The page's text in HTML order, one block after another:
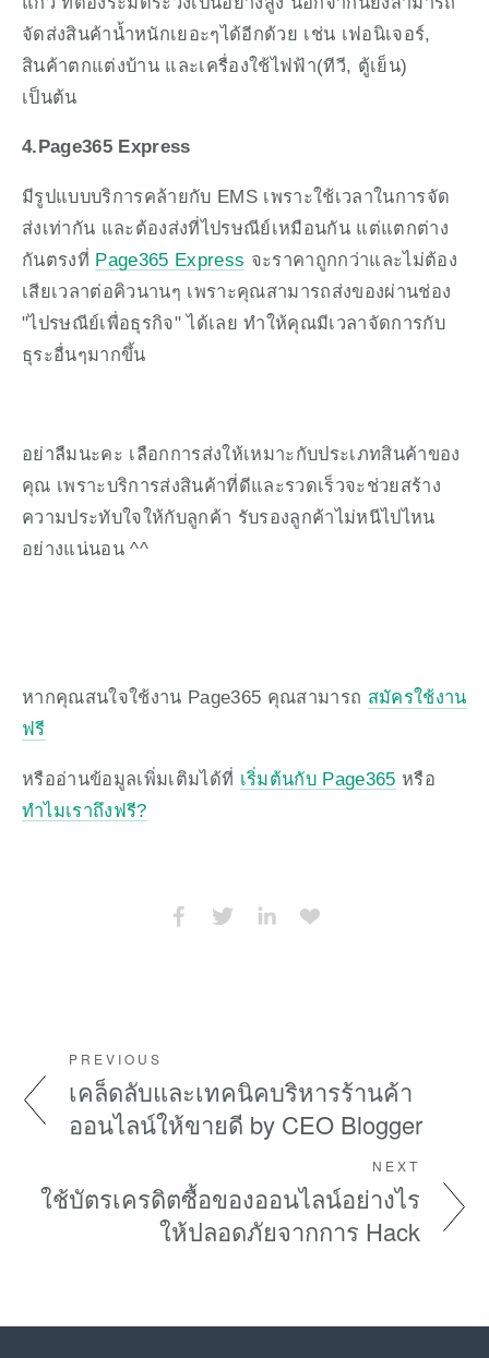
จัดส่งสินค้าน้ำหนักเยอะๆได้อีกด้วย เช่น เฟอนิเจอร์,
สินค้าตกแต่งบ้าน และเครื่องใช้ไฟฟ้า(ทีวี, ตู้เย็น)
เป็นต้น
4.Page365 Express
มีรูปแบบบริการคล้ายกับ EMS เพราะใช้เวลาในการจัด
ส่งเท่ากัน และต้องส่งที่ไปรษณีย์เหมือนกัน แต่แตกต่าง
กันตรงที่ Page365 Express จะราคาถูกกว่าและไม่ต้อง
เสียเวลาต่อคิวนานๆ เพราะคุณสามารถส่งของผ่านช่อง
"ไปรษณีย์เพื่อธุรกิจ" ได้เลย ทำให้คุณมีเวลาจัดการกับ
ธุระอื่นๆมากขึ้น
อย่าลืมนะคะ เลือกการส่งให้เหมาะกับประเภทสินค้าของ
คุณ เพราะบริการส่งสินค้าที่ดีและรวดเร็วจะช่วยสร้าง
ความประทับใจให้กับลูกค้า รับรองลูกค้าไม่หนีไปไหน
อย่างแน่นอน ^^
หากคุณสนใจใช้งาน Page365 คุณสามารถ สมัครใช้งาน
ฟรี
หรืออ่านข้อมูลเพิ่มเติมได้ที่ เริ่มต้นกับ Page365
ทำไมเราถึงฟรี?
PREVIOUS
เคล็ดลับและเทคนิคบริหารร้านค้า
ออนไลน์ให้ขายดี by CEO Blogger
NEXT
ใช้บัตรเครดิตซื้อของออนไลน์อย่างไร
ให้ปลอดภัยจากการ Hack